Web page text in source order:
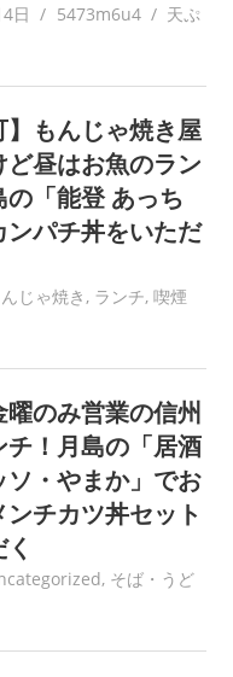
日 5473m6u4
天ぷ
】もんじゃ焼き屋
ど昼はお魚のラン
の「能登 あっち
ンパチ丼をいただ
じゃ焼き , ランチ, 喫煙
のみ営業の信州
チ！月島の「居酒
ソ・やまか」でお
チカツ丼セット
, そば・うど